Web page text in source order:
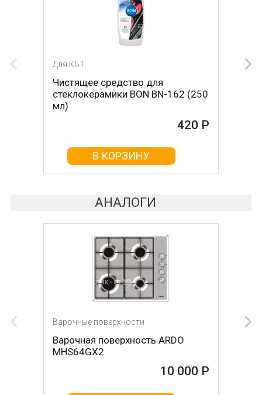
Для КБТ
Чистящее средство для
стеклокерамики BON BN-162 (250
мл)
420 Р
В КОРЗИНУ
Для КБТ
Скребок для ухода за
стеклокерамикой BON BN-603
В КОРЗИНУ
АНАЛОГИ
Варочные поверхности
Варочная поверхность ARDO
MHS64GX2
10 000 Р
Варочные поверхности
Варочная поверхность KRONA
Hagel 60 WH W
10 000 Р